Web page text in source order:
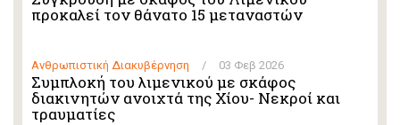
προκαλεί τον θάνατο 15 μεταναστών
Ανθρωπιστική Διακυβέρνηση / 03 Φεβ 2026
Συμπλοκή του λιμενικού με σκάφος
διακινητών ανοιχτά της Χίου- Νεκροί και
τραυματίες